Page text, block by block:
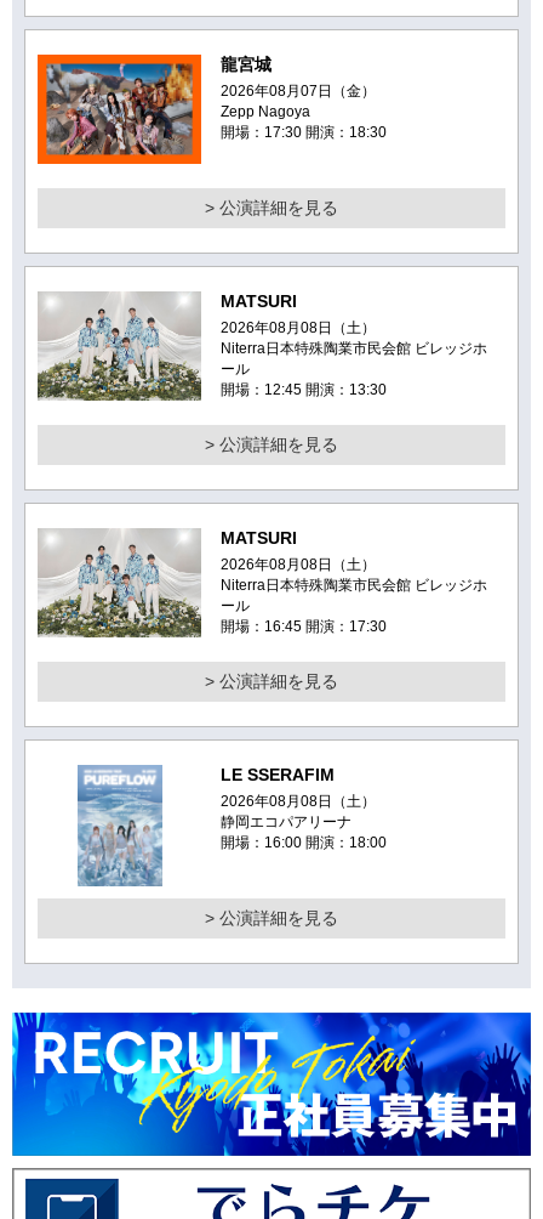
龍宮城
2026年08月07日（金）
Zepp Nagoya
開場：17:30 開演：18:30
> 公演詳細を見る
MATSURI
2026年08月08日（土）
Niterra日本特殊陶業市民会館 ビレッジホ
ール
開場：12:45 開演：13:30
> 公演詳細を見る
MATSURI
2026年08月08日（土）
Niterra日本特殊陶業市民会館 ビレッジホ
ール
開場：16:45 開演：17:30
> 公演詳細を見る
LE SSERAFIM
2026年08月08日（土）
静岡エコパアリーナ
開場：16:00 開演：18:00
> 公演詳細を見る